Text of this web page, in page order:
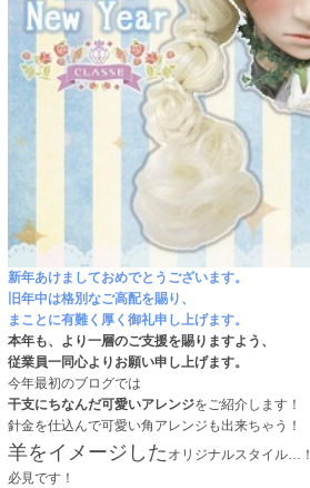
新年あけましておめでとうございます。
旧年中は格別なご高配を賜り、
まことに有難く厚く御礼申し上げます。
本年も、より一層のご支援を賜りますよう、
従業員一同心よりお願い申し上げます。
今年最初のブログでは
干支にちなんだ可愛いアレンジをご紹介します！
針金を仕込んで可愛い角アレンジも出来ちゃう！
羊をイメージした オリジナルスタイル…！
必見です！